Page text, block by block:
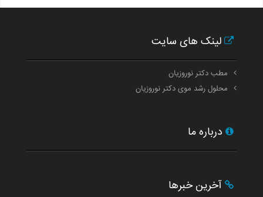
لینک های سایت
مطب دکتر نوروزیان
محلول رشد موی دکتر نوروزیان
درباره ما
آخرین خبرها